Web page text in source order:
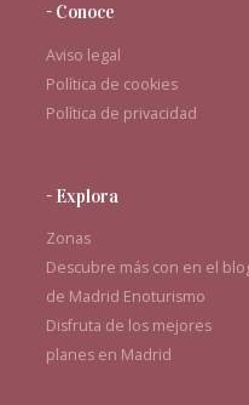
- Conoce
Aviso legal
Política de cookies
Política de privacidad
- Explora
Zonas
Descubre más con en el
de Madrid Enoturismo
Disfruta de los mejores
planes en Madrid